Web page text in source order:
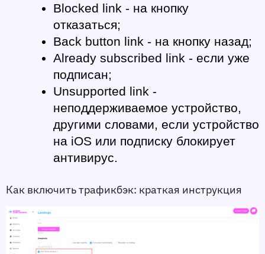
Blocked link - на кнопку
отказаться;
Back button link - на кнопку назад;
Already subscribed link - если уже
подписан;
Unsupported link -
неподдерживаемое устройство,
другими словами, если устройство
на iOS или подписку блокирует
антивирус.
Как включить трафикбэк: краткая инструкция